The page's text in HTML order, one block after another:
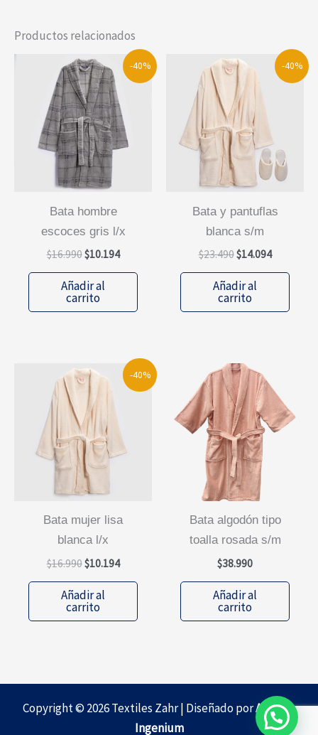
Productos relacionados
-40%
bata hombre
escoces gris l/x
$16.990El
original
era:
$10.194El
actual
$10.194.
Añadir al
carrito
-40%
bata y pantuflas
blanca s/m
$23.490El
original
era:
$14.094El
actual
$14.094.
Añadir al
carrito
-40%
bata mujer lisa
blanca l/x
$16.990El
original
era:
$10.194El
actual
$10.194.
Añadir al
carrito
bata algodón tipo
toalla rosada s/m
$38.990
Añadir al
carrito
Copyright © 2026 Textiles Zahr | Diseñado porAgencia
Ingenium